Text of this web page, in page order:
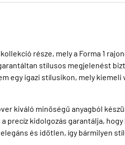
része, mely a Forma 1
stílusos megjelenést
egy igazi stílusikon, mely
kiváló minőségű anyagból
precíz kidolgozás garantálja,
és időtlen, így bármilyen